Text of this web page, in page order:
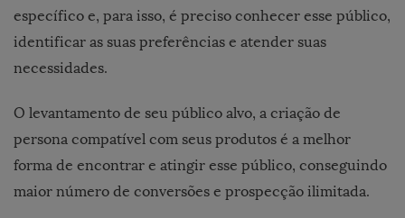
específico e, para isso, é preciso conhecer esse público,
identificar as suas preferências e atender suas
necessidades.
O levantamento de seu público alvo, a criação de
persona compatível com seus produtos é a melhor
forma de encontrar e atingir esse público, conseguindo
maior número de conversões e prospecção ilimitada.